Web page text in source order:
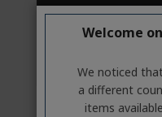
Welcome
We noticed
a different
items